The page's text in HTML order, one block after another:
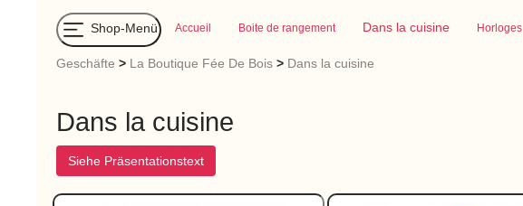
Shop-Menü Accueil Boite de rangement Dans la cuisine Horloges
Geschäfte > La Boutique Fée De Bois > Dans la cuisine
Dans la cuisine
Siehe Präsentationstext